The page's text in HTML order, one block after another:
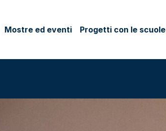
Mostre ed eventi Progetti con le scuole